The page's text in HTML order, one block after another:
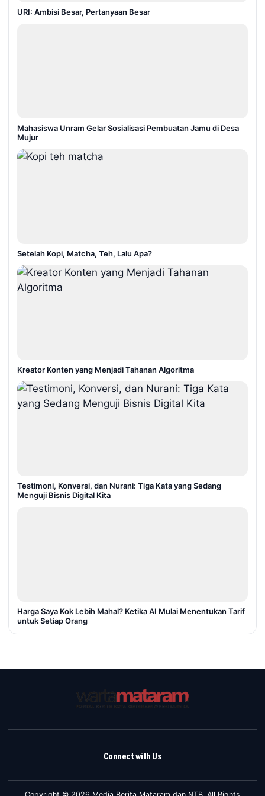
URI: Ambisi Besar, Pertanyaan Besar
Mahasiswa Unram Gelar Sosialisasi Pembuatan Jamu di Desa
Mujur
Setelah Kopi, Matcha, Teh, Lalu Apa?
Kreator Konten yang Menjadi Tahanan Algoritma
Testimoni, Konversi, dan Nurani: Tiga Kata yang Sedang
Menguji Bisnis Digital Kita
Harga Saya Kok Lebih Mahal? Ketika AI Mulai Menentukan Tarif
untuk Setiap Orang
Connect with Us